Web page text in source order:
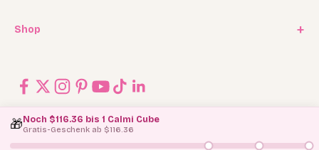
🎁Noch $116.36 bis 1 Calmi Cube
Gratis-Geschenk ab $116.36
Experten Program
Blog
Kontakt
Shop
Ersatzteilservice
© 2026, Jolly Designs.
Made With Love By TechMac Digital